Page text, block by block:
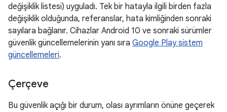
değişiklik listesi) uyguladı. Tek bir hatayla ilgili birden fazla
değişiklik olduğunda, referanslar, hata kimliğinden sonraki
sayılara bağlanır. Cihazlar Android 10 ve sonraki sürümler
güvenlik güncellemelerinin yanı sıra Google Play sistem
güncellemeleri.
Çerçeve
Bu güvenlik açığı bir durum, olası ayrımların önüne geçerek